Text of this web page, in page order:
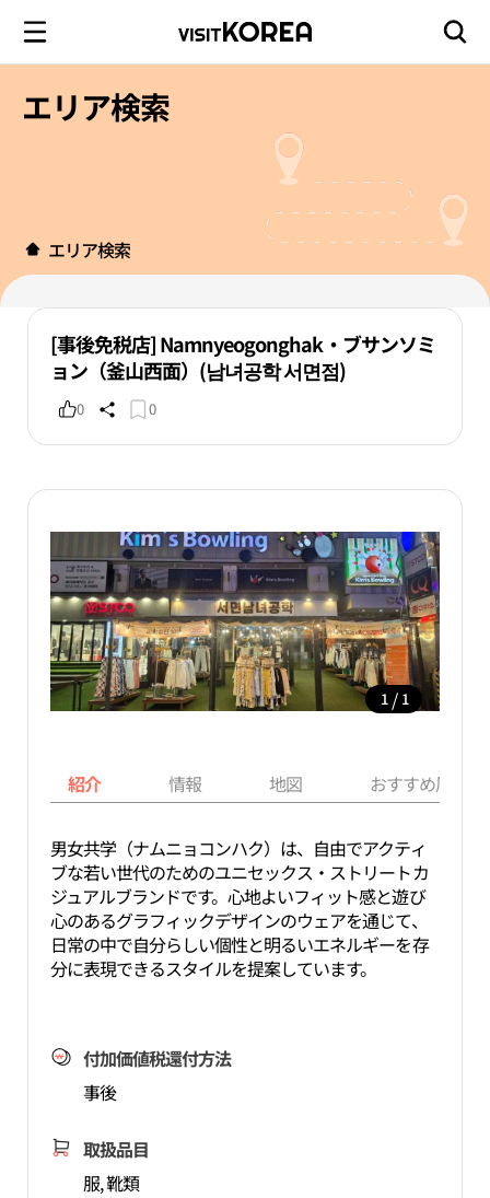
エリア検索
エリア検索
[事後免税店] Namnyeogonghak・ブサンソミ
ョン（釜山西面）(남녀공학 서면점)
0 0
1 / 1
紹介 情報 地図 おすすめ周辺
男女共学（ナムニョコンハク）は、自由でアクティ
ブな若い世代のためのユニセックス・ストリートカ
ジュアルブランドです。心地よいフィット感と遊び
心のあるグラフィックデザインのウェアを通じて、
日常の中で自分らしい個性と明るいエネルギーを存
分に表現できるスタイルを提案しています。
付加価値税還付方法
事後
取扱品目
服, 靴類